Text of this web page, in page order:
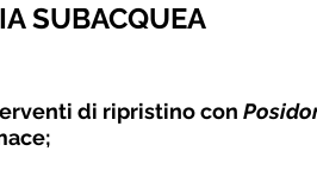
di ripristino con
SUBACQUEA